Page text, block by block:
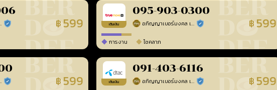
เลขศาสตร์ ร้านยืนยันแล้ว ฿ 599 เติมเงิน
095-903-0300
อภิญญาเบอร์มงคล เบอร์สวยเลขศาสตร์ ร้านยืนยันแล้ว ฿ 599
การงาน โชคลาภ
เลขศาสตร์ ร้านยืนยันแล้ว ฿ 599 เติมเงิน
091-403-6116
อภิญญาเบอร์มงคล เบอร์สวยเลขศาสตร์ ร้านยืนยันแล้ว ฿ 599